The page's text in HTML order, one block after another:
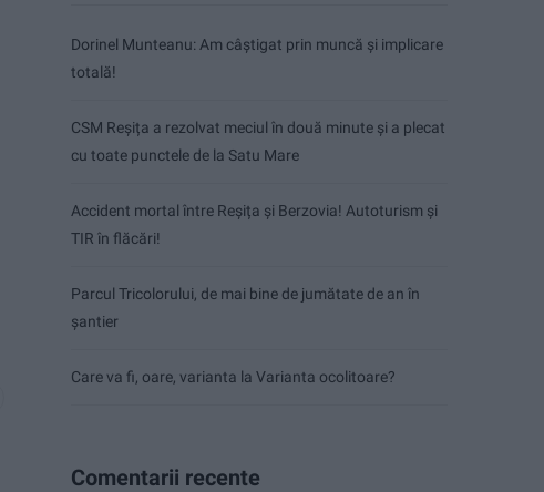
Dorinel Munteanu: Am câștigat prin muncă și implicare
totală!
CSM Reșița a rezolvat meciul în două minute și a plecat
cu toate punctele de la Satu Mare
Accident mortal între Reșița și Berzovia! Autoturism și
TIR în flăcări!
Parcul Tricolorului, de mai bine de jumătate de an în
șantier
Care va fi, oare, varianta la Varianta ocolitoare?
Comentarii recente